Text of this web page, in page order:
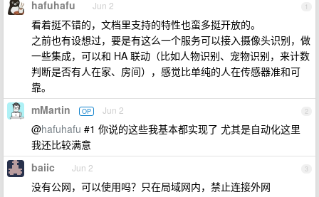
1
hafuhafu Jun 2
看着挺不错的，文档里支持的特性也蛮多挺开放的。
之前也有设想过，要是有这么一个服务可以接入摄像头识别，做
一些集成，可以和 HA 联动（比如人物识别、宠物识别，来计数
判断是否有人在家、房间），感觉比单纯的人在传感器准和可
靠。
2
mMartin OP Jun 2
@hafuhafu #1 你说的这些我基本都实现了 尤其是自动化这里
我还比较满意
3
baiic Jun 2
没有公网，可以使用吗？只在局域网内，禁止连接外网